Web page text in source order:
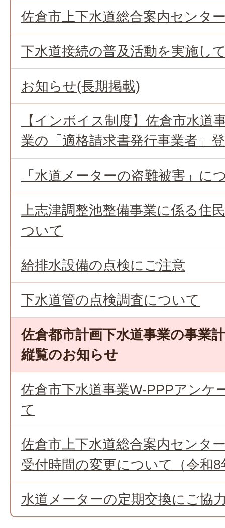
佐倉市上下水道総合案内センタ
下水道接続の普及活動を実施し
お知らせ(長期掲載)
【インボイス制度】佐倉市水道
業の「適格請求書発行事業者」
「水道メーターの盗難被害」に
上志津調整池整備事業に係る住
ついて
給排水設備の点検にご注意
下水道管の点検調査について
佐倉都市計画下水道事業の事業
縦覧のお知らせ
佐倉市下水道事業W-PPPアンケ
て
佐倉市上下水道総合案内センタ
受付時間の変更について（令和8
水道メーターの定期交換にご協